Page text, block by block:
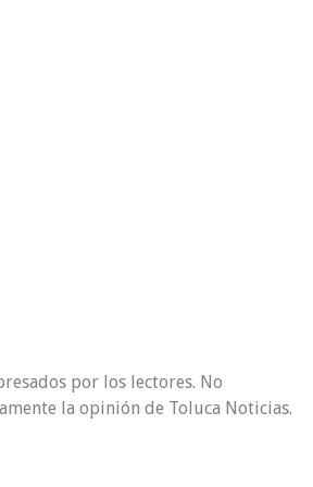
por los lectores. No
la opinión de Toluca Noticias.